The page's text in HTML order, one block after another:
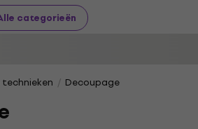
categorieën
Decoupage